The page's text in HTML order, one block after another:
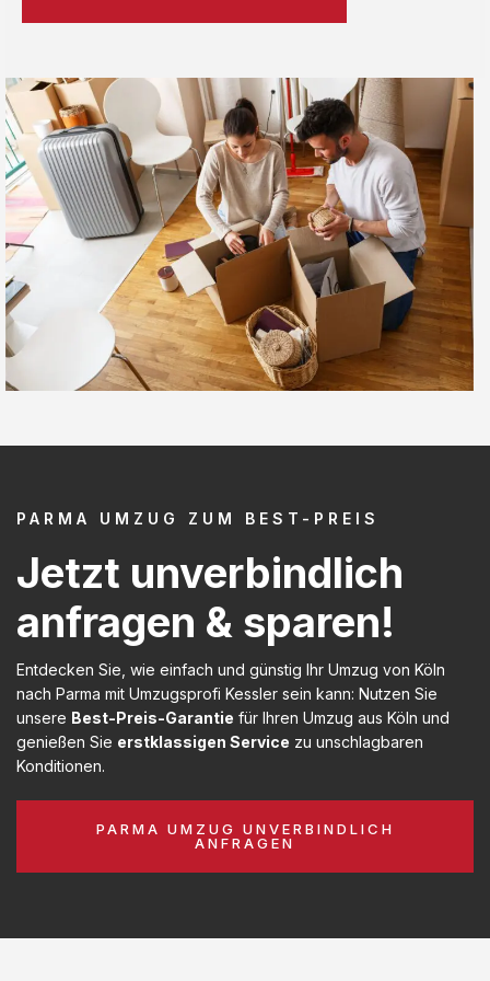
PARMA UMZUG ZUM BEST-PREIS
Jetzt unverbindlich
anfragen & sparen!
Entdecken Sie, wie einfach und günstig Ihr Umzug von Köln
nach Parma mit Umzugsprofi Kessler sein kann: Nutzen Sie
unsere Best-Preis-Garantie für Ihren Umzug aus Köln und
genießen Sie erstklassigen Service zu unschlagbaren
Konditionen.
PARMA UMZUG UNVERBINDLICH
ANFRAGEN